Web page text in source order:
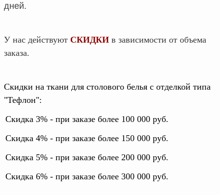
дней.
У нас действуют СКИДКИ в зависимости от объема
заказа.
Скидки на ткани для столового белья с отделкой типа
"Тефлон":
Скидка 3% - при заказе более 100 000 руб.
Скидка 4% - при заказе более 150 000 руб.
Скидка 5% - при заказе более 200 000 руб.
Скидка 6% - при заказе более 300 000 руб.